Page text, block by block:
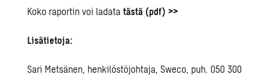
Koko raportin voi ladatatästä (pdf) >>
Lisätietoja:
Sari Metsänen, henkilöstöjohtaja, Sweco, puh. 050 300